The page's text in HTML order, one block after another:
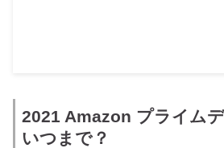
2021 Amazon プライム
いつまで？